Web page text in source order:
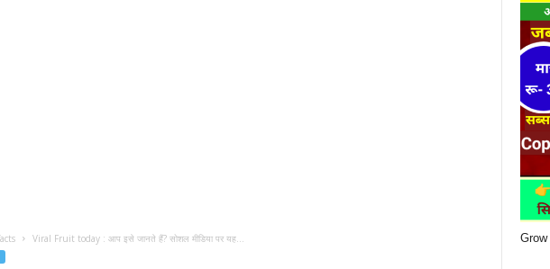
Viral Fruit today : आप इसे जानते हैं? सोशल मीडिया पर यह...